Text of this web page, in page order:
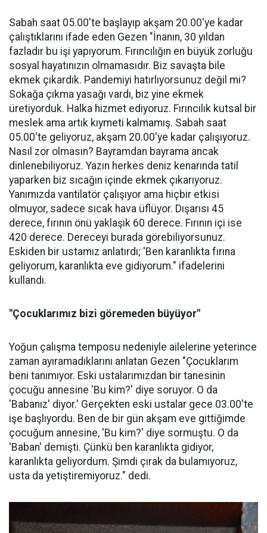
Sabah saat 05.00'te başlayıp akşam 20.00'ye kadar
çalıştıklarını ifade eden Gezen "İnanın, 30 yıldan
fazladır bu işi yapıyorum. Fırıncılığın en büyük zorluğu
sosyal hayatınızın olmamasıdır. Biz savaşta bile
ekmek çıkardık. Pandemiyi hatırlıyorsunuz değil mi?
Sokağa çıkma yasağı vardı, biz yine ekmek
üretiyorduk. Halka hizmet ediyoruz. Fırıncılık kutsal bir
meslek ama artık kıymeti kalmamış. Sabah saat
05.00'te geliyoruz, akşam 20.00'ye kadar çalışıyoruz.
Nasıl zor olmasın? Bayramdan bayrama ancak
dinlenebiliyoruz. Yazın herkes deniz kenarında tatil
yaparken biz sıcağın içinde ekmek çıkarıyoruz.
Yanımızda vantilatör çalışıyor ama hiçbir etkisi
olmuyor, sadece sıcak hava üflüyor. Dışarısı 45
derece, fırının önü yaklaşık 60 derece. Fırının içi ise
420 derece. Dereceyi burada görebiliyorsunuz.
Eskiden bir ustamız anlatırdı; 'Ben karanlıkta fırına
geliyorum, karanlıkta eve gidiyorum." ifadelerini
kullandı.
"Çocuklarımız bizi göremeden büyüyor"
Yoğun çalışma temposu nedeniyle ailelerine yeterince
zaman ayıramadıklarını anlatan Gezen "Çocuklarım
beni tanımıyor. Eski ustalarımızdan bir tanesinin
çocuğu annesine 'Bu kim?' diye soruyor. O da
'Babanız' diyor.' Gerçekten eski ustalar gece 03.00'te
işe başlıyordu. Ben de bir gün akşam eve gittiğimde
çocuğum annesine, 'Bu kim?' diye sormuştu. O da
'Baban' demişti. Çünkü ben karanlıkta gidiyor,
karanlıkta geliyordum. Şimdi çırak da bulamıyoruz,
usta da yetiştiremiyoruz." dedi.